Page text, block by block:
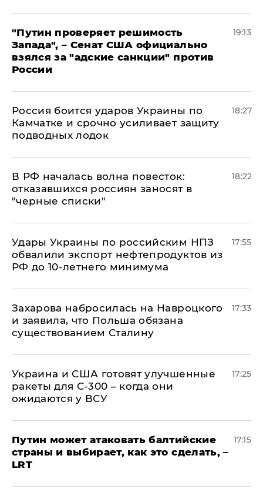
"Путин проверяет решимость
Запада", – Сенат США официально
взялся за "адские санкции" против
России
19:13
Россия боится ударов Украины по
Камчатке и срочно усиливает защиту
подводных лодок
18:27
​В РФ началась волна повесток:
отказавшихся россиян заносят в
"черные списки"
18:22
Удары Украины по российским НПЗ
обвалили экспорт нефтепродуктов из
РФ до 10-летнего минимума
17:55
​Захарова набросилась на Навроцкого
и заявила, что Польша обязана
существованием Сталину
17:33
Украина и США готовят улучшенные
ракеты для С-300 – когда они
ожидаются у ВСУ
17:25
Путин может атаковать балтийские
страны и выбирает, как это сделать, –
LRT
17:15